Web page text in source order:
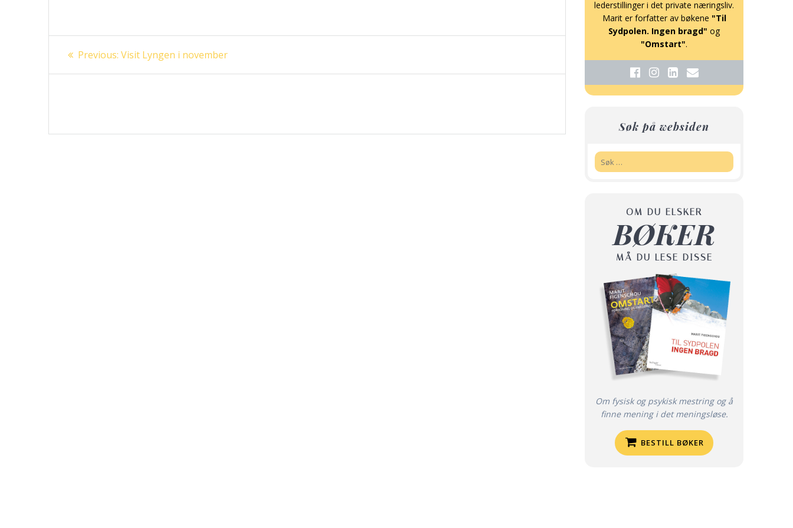
Innleggsnavigasjon
Previous: Previous
Visit Lyngen i november
lederstillinger i det private næringsliv.
Marit er forfatter av bøkene "Til
Sydpolen. Ingen bragd" og
"Omstart".
Søk på websiden
OM DU ELSKER
BØKER
MÅ DU LESE DISSE
Om fysisk og psykisk mestring og å
finne mening i det meningsløse.
BESTILL BØKER